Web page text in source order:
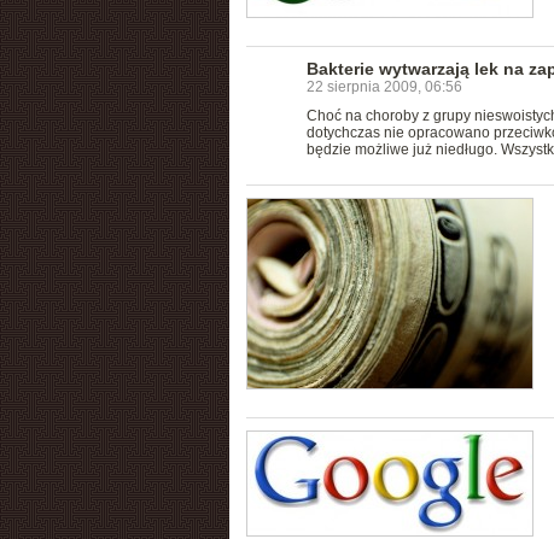
Bakterie wytwarzają lek na
22 sierpnia 2009, 06:56
Choć na choroby z grupy
dotychczas nie opracowano
będzie możliwe już niedługo.